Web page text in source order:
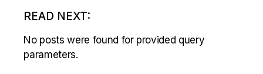
READ NEXT:
No posts were found for provided query
parameters.